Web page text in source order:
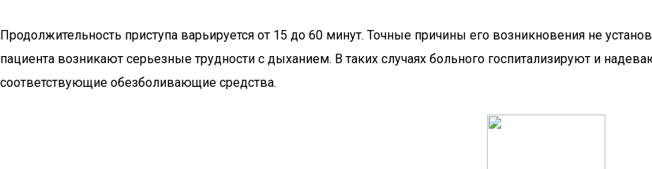
Продолжительность приступа варьируется от 15 до 60 минут. Точные причины его возникновения не
пациента возникают серьезные трудности с дыханием. В таких случаях больного госпитализируют и
соответствующие обезболивающие средства.